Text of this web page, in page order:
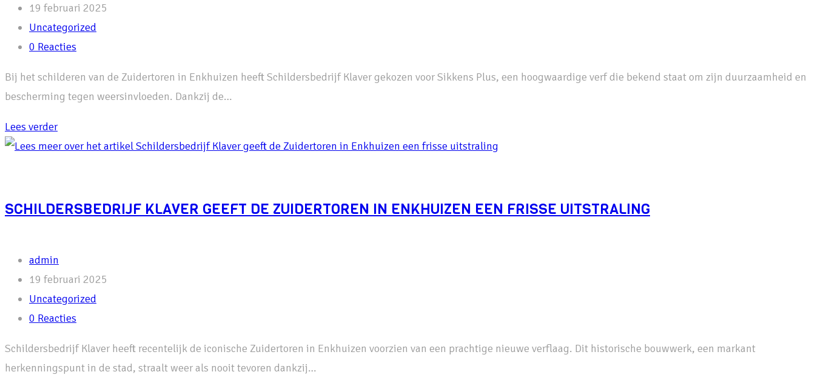
vernieuwd
met
Maserati
auteur:
Bericht
gepubliceerd
op:
19 februari 2025
Berichtcategorie:
Uncategorized
Bericht
0 Reacties
Bij het schilderen van de Zuidertoren in Enkhuizen heeft Schildersbedrijf Klaver gekozen voor Sikkens Plus, een hoogwaardige verf die bekend staat om zijn duurzaamheid en
bescherming tegen weersinvloeden. Dankzij de…
Lees verderSchildersbedrijf
Klaver
Sikkens
SCHILDERSBEDRIJF KLAVER GEEFT DE ZUIDERTOREN IN ENKHUIZEN EEN FRISSE UITSTRALING
Bericht
auteur:
admin
Bericht
gepubliceerd
op:
19 februari 2025
Berichtcategorie:
Uncategorized
Bericht
0 Reacties
Schildersbedrijf Klaver heeft recentelijk de iconische Zuidertoren in Enkhuizen voorzien van een prachtige nieuwe verflaag. Dit historische bouwwerk, een markant
herkenningspunt in de stad, straalt weer als nooit tevoren dankzij…